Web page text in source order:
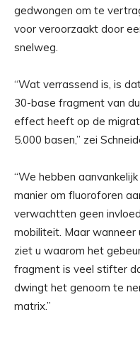
gedwongen om te
voor veroorzaakt door
snelweg.
“Wat verrassend is, is
30-base fragment van
effect heeft op de
5.000 basen,” zei
“We hebben
manier om fluoroforen
verwachtten geen
mobiliteit. Maar
ziet u waarom het
fragment is veel stifter
dwingt het genoom te
matrix.”